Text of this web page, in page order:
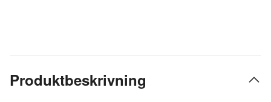
Produktbeskrivning